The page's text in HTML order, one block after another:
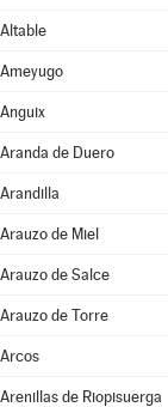
Altable
Ameyugo
Anguix
Aranda de Duero
Arandilla
Arauzo de Miel
Arauzo de Salce
Arauzo de Torre
Arcos
Arenillas de Riopisuerga